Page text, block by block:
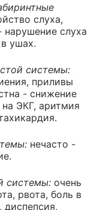
слуха,
нарушение слуха
ушах.
системы:
приливы
- снижение
ЭКГ, аритмия
нечасто -
системы: очень
рвота, боль в